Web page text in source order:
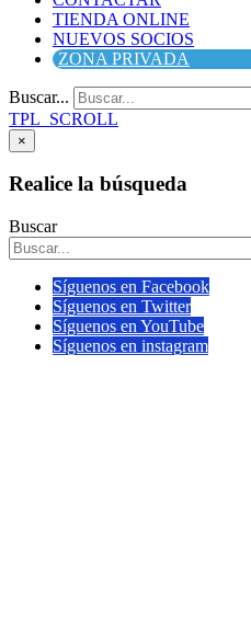
TIENDA ONLINE
NUEVOS SOCIOS
ZONA PRIVADA
Buscar...
TPL_SCROLL
×
Realice la búsqueda
Buscar
Síguenos en Facebook
Síguenos en Twitter
Síguenos en YouTube
Síguenos en instagram